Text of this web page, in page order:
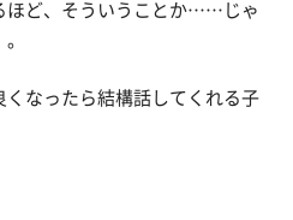
ほど、そういうことか……じゃ
くなったら結構話してくれる子